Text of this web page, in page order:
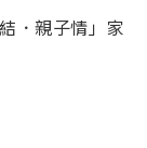
．親子情」家